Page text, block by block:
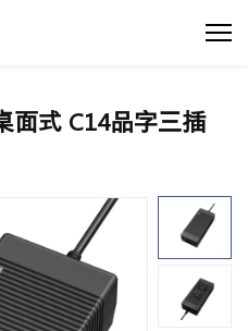
面式 C14品字三插